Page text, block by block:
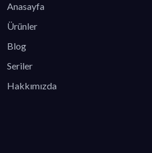
Anasayfa
Ürünler
Blog
Seriler
Hakkımızda